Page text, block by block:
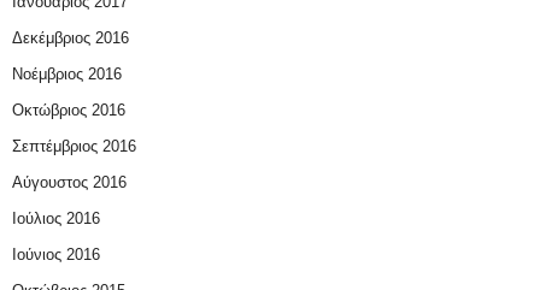
Δεκέμβριος 2016
Νοέμβριος 2016
Οκτώβριος 2016
Σεπτέμβριος 2016
Αύγουστος 2016
Ιούλιος 2016
Ιούνιος 2016